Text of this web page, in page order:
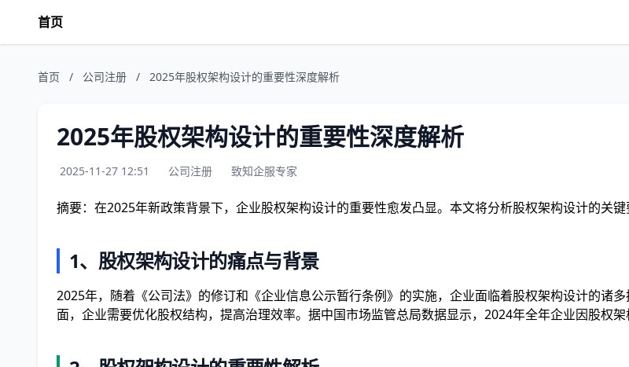
首页
首页 / 公司注册 / 2025年股权架构设计的重要性深度解析
2025年股权架构设计的重要性深度解析
2025-11-27 12:51 公司注册 致知企服专家
摘要：在2025年新政策背景下，企业股权架构设计的重要性愈发凸显。本文将分析股权架构设计的关
1、股权架构设计的痛点与背景
2025年，随着《公司法》的修订和《企业信息公示暂行条例》的实施，企业面临着股权架构设计的诸
面，企业需要优化股权结构，提高治理效率。据中国市场监管总局数据显示，2024年全年企业因股权架